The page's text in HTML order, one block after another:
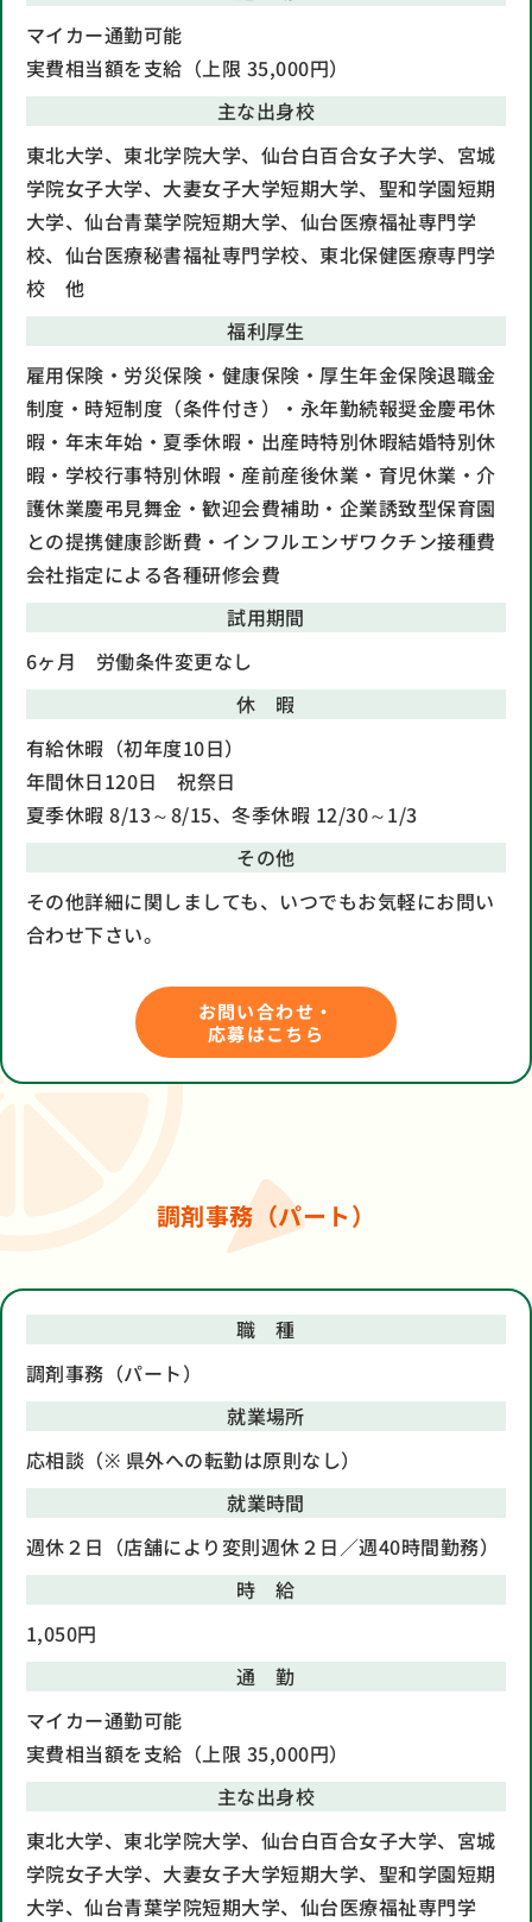
マイカー通勤可能
実費相当額を支給（上限 35,000円）
主な出身校
東北大学、東北学院大学、仙台白百合女子大学、宮城
学院女子大学、大妻女子大学短期大学、聖和学園短期
大学、仙台青葉学院短期大学、仙台医療福祉専門学
校、仙台医療秘書福祉専門学校、東北保健医療専門学
校 他
福利厚生
雇用保険・労災保険・健康保険・厚生年金保険退職金
制度・時短制度（条件付き）・永年勤続報奨金慶弔休
暇・年末年始・夏季休暇・出産時特別休暇結婚特別休
暇・学校行事特別休暇・産前産後休業・育児休業・介
護休業慶弔見舞金・歓迎会費補助・企業誘致型保育園
との提携健康診断費・インフルエンザワクチン接種費
会社指定による各種研修会費
試用期間
6ヶ月 労働条件変更なし
休 暇
有給休暇（初年度10日）
年間休日120日 祝祭日
夏季休暇 8/13～8/15、冬季休暇 12/30～1/3
その他
その他詳細に関しましても、いつでもお気軽にお問い
合わせ下さい。
お問い合わせ・
応募はこちら
調剤事務（パート）
職 種
調剤事務（パート）
就業場所
応相談（※ 県外への転勤は原則なし）
就業時間
週休２日（店舗により変則週休２日／週40時間勤務）
時 給
1,050円
通 勤
マイカー通勤可能
実費相当額を支給（上限 35,000円）
主な出身校
東北大学、東北学院大学、仙台白百合女子大学、宮城
学院女子大学、大妻女子大学短期大学、聖和学園短期
大学、仙台青葉学院短期大学、仙台医療福祉専門学